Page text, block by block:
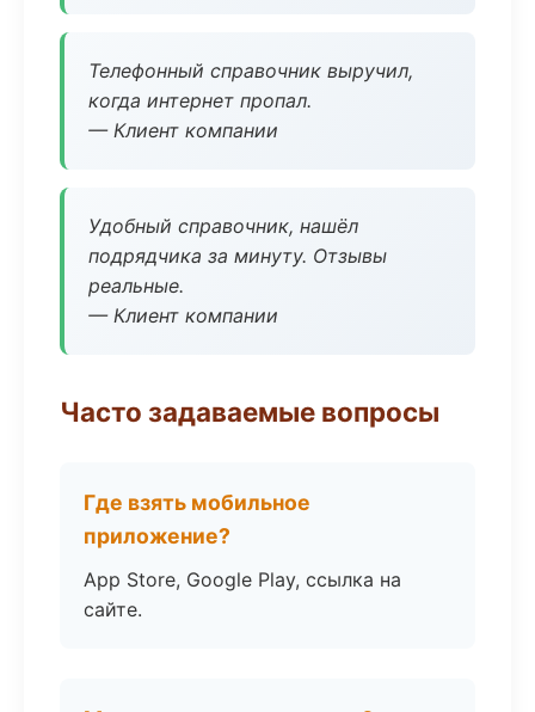
Телефонный справочник выручил,
когда интернет пропал.
— Клиент компании
Удобный справочник, нашёл
подрядчика за минуту. Отзывы
реальные.
— Клиент компании
Часто задаваемые вопросы
Где взять мобильное
приложение?
App Store, Google Play, ссылка на
сайте.